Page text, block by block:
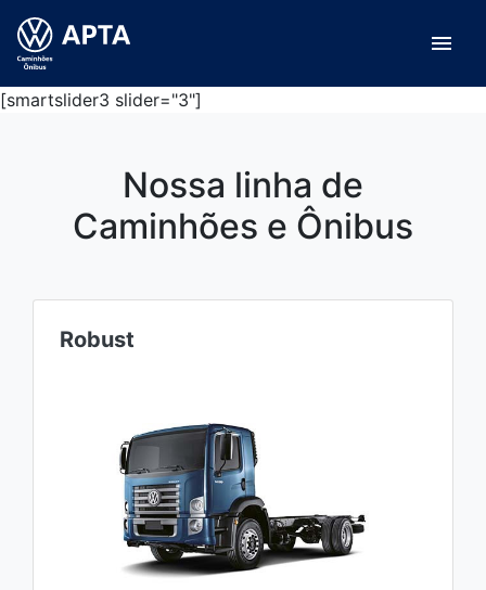
menu
[smartslider3 slider="3"]
Nossa linha de
Caminhões e Ônibus
Robust